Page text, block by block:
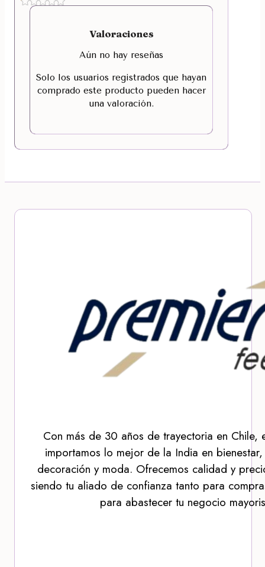
Valoraciones
Aún no hay reseñas
Solo los usuarios registrados que hayan
comprado este producto pueden hacer
una valoración.
Con más de 30 años de trayectoria en Chile,
importamos lo mejor de la India en
decoración y moda. Ofrecemos calidad y
siendo tu aliado de confianza tanto para
para abastecer tu negocio